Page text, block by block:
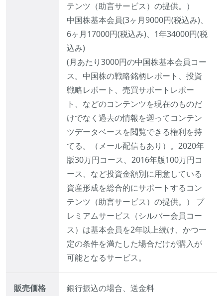
テンツ（助言サービス）の提供。）
中国株基本会員(3ヶ月9000円(税込み)、
6ヶ月17000円(税込み)、1年34000円(税
込み)
(月あたり3000円の中国株基本会員コー
ス。中国株の戦略銘柄レポート、投資
戦略レポート、売買サポートレポー
ト、などのコンテンツを現在のものだ
けでなく過去の情報を遡ってコンテン
ツデータベースを閲覧できる権利を持
てる。（メール配信もあり）。2020年
版30万円コース、2016年版100万円コ
ース、など投資金額別に用意している
資産形成を総合的にサポートするコン
テンツ（助言サービス）の提供。） プ
レミアムサービス（シルバー会員コー
ス）は基本会員を2年以上続け、かつ一
定の条件を満たした場合だけが購入が
可能となるサービス。
販売価格
銀行振込の場合、送金料